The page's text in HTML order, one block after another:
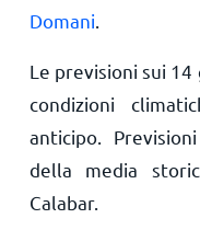
Domani
Le previsioni sui
condizioni
anticipo.
della media
Calabar.